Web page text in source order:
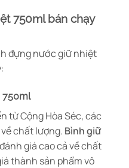
750ml bán chạy
đựng nước giữ nhiệt
750ml
từ Cộng Hòa Séc, các
chất lượng. Bình giữ
giá cao cả về chất
thành sản phẩm vô